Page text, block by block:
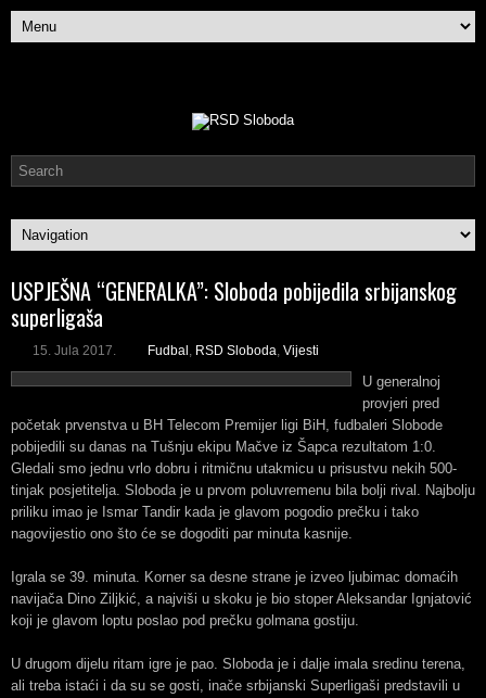
USPJEŠNA “GENERALKA”: Sloboda pobijedila srbijanskog
superligaša
15. Jula 2017. Fudbal , RSD Sloboda, Vijesti
U generalnoj
provjeri pred
početak prvenstva u BH Telecom Premijer ligi BiH, fudbaleri Slobode
pobijedili su danas na Tušnju ekipu Mačve iz Šapca rezultatom 1:0.
Gledali smo jednu vrlo dobru i ritmičnu utakmicu u prisustvu nekih 500-
tinjak posjetitelja. Sloboda je u prvom poluvremenu bila bolji rival. Najbolju
priliku imao je Ismar Tandir kada je glavom pogodio prečku i tako
nagovijestio ono što će se dogoditi par minuta kasnije.
Igrala se 39. minuta. Korner sa desne strane je izveo ljubimac domaćih
navijača Dino Ziljkić, a najviši u skoku je bio stoper Aleksandar Ignjatović
koji je glavom loptu poslao pod prečku golmana gostiju.
U drugom dijelu ritam igre je pao. Sloboda je i dalje imala sredinu terena,
ali treba istaći i da su se gosti, inače srbijanski Superligaši predstavili u